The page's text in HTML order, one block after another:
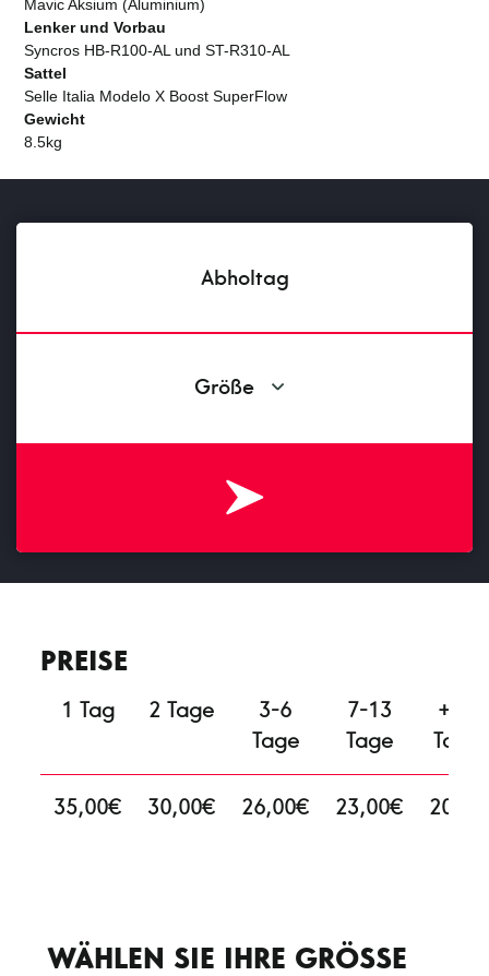
Mavic Aksium (Aluminium)
Lenker und Vorbau
Syncros HB-R100-AL und ST-R310-AL
Sattel
Selle Italia Modelo X Boost SuperFlow
Gewicht
8.5kg
Abholtag
Größe
PREISE
1 Tag 2 Tage
3-6
Tage
7-13
Tage
+13
Tage
35,00€ 30,00€ 26,00€ 23,00€
20,00
WÄHLEN SIE IHRE GRÖSSE